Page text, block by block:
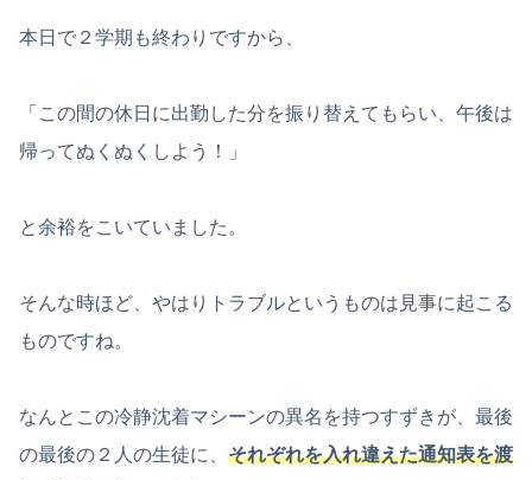
本日で２学期も終わりですから、
「この間の休日に出勤した分を振り替えてもらい、午後は
帰ってぬくぬくしよう！」
と余裕をこいていました。
そんな時ほど、やはりトラブルというものは見事に起こる
ものですね。
なんとこの冷静沈着マシーンの異名を持つすずきが、最後
の最後の２人の生徒に、 それぞれを入れ違えた通知表を渡